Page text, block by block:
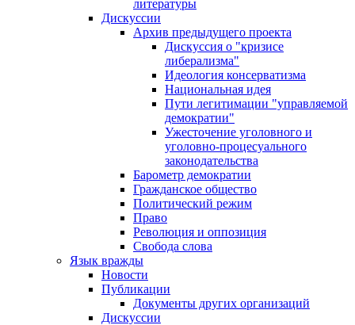
литературы
Дискуссии
Архив предыдущего проекта
Дискуссия о "кризисе
либерализма"
Идеология консерватизма
Национальная идея
Пути легитимации "управляемой
демократии"
Ужесточение уголовного и
уголовно-процесуального
законодательства
Барометр демократии
Гражданское общество
Политический режим
Право
Революция и оппозиция
Свобода слова
Язык вражды
Новости
Публикации
Документы других организаций
Дискуссии